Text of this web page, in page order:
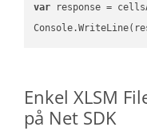
var response =
Enkel XLSM
på Net SDK